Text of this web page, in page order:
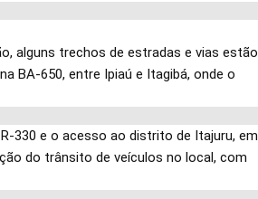
alguns trechos de estradas e vias estão
BA-650, entre Ipiaú e Itagibá, onde o
330 e o acesso ao distrito de Itajuru, em
do trânsito de veículos no local, com